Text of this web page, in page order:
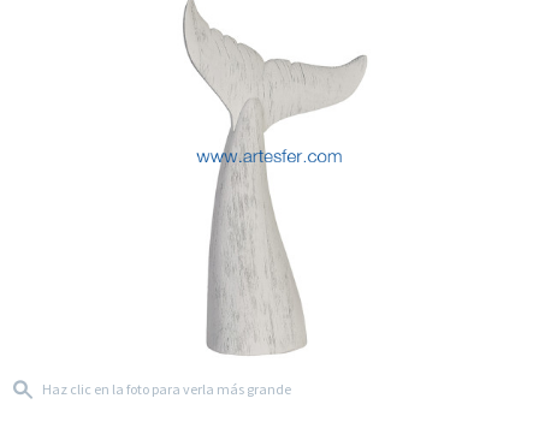
Haz clic en la foto para verla más grande